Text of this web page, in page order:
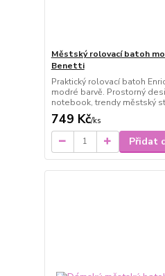
Městský rolovací batoh
Benetti
Praktický rolovací batoh
modré barvě. Prostorný
notebook, trendy městský
749 Kč/ks
Přidat